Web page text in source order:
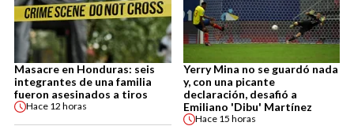
Masacre en Honduras: seis
integrantes de una familia
fueron asesinados a tiros
Hace 12 horas
Yerry Mina no se guardó nada
y, con una picante
declaración, desafió a
Emiliano 'Dibu' Martínez
Hace 15 horas